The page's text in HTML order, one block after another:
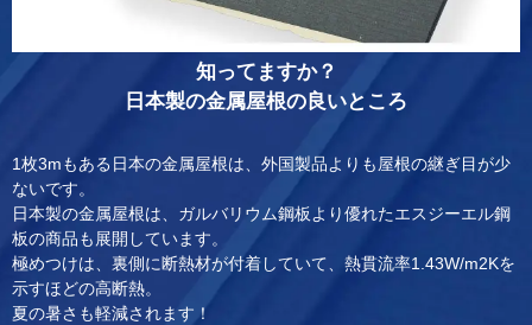
知ってますか？
日本製の金属屋根の良いところ
1枚3mもある日本の金属屋根は、外国製品よりも屋根の継ぎ目が少
ないです。
日本製の金属屋根は、ガルバリウム鋼板より優れたエスジーエル鋼
板の商品も展開しています。
極めつけは、裏側に断熱材が付着していて、熱貫流率1.43W/m2Kを
示すほどの高断熱。
夏の暑さも軽減されます！